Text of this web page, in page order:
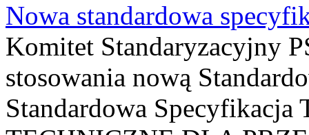
Nowa standardowa
Komitet Standaryzacyjny
stosowania nową
Standardowa